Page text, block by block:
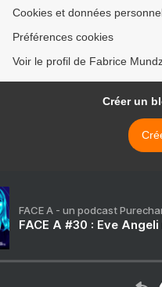
Cookies et données
Préférences cookies
Voir le profil de Fabrice
Créer un
FACE A - un podcast
FACE A #30 : Eve